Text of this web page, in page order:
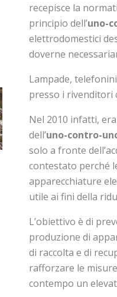
recepisce la
principio dell’uno-
elettrodomestici
doverne
Lampade,
presso i rivenditori
Nel 2010 infatti,
dell’uno-contro-
solo a fronte
contestato perché
apparecchiature
utile ai fini della
L’obiettivo è di
produzione di
di raccolta e di
rafforzare le
contempo un